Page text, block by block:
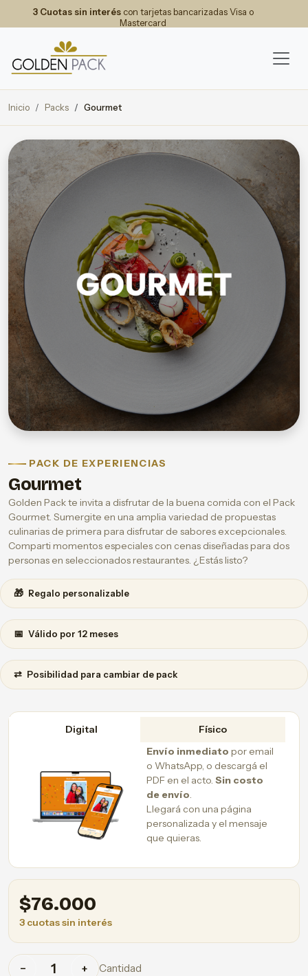
3 Cuotas sin interéscon tarjetas bancarizadas Visa o
Mastercard
Inicio Packs Gourmet
PACK DE EXPERIENCIAS
Gourmet
Golden Pack te invita a disfrutar de la buena comida con el Pack
Gourmet. Sumergite en una amplia variedad de propuestas
culinarias de primera para disfrutar de sabores excepcionales.
Comparti momentos especiales con cenas diseñadas para dos
personas en seleccionados restaurantes. ¿Estás listo?
🎁 Regalo personalizable
📅 Válido por 12 meses
⇄ Posibilidad para cambiar de pack
Digital
Físico
Envío inmediato por email
o WhatsApp, o descargá el
PDF en el acto. Sin costo
de envío.
Llegará con una página
personalizada y el mensaje
que quieras.
$76.000
3 cuotas sin interés
− + Cantidad